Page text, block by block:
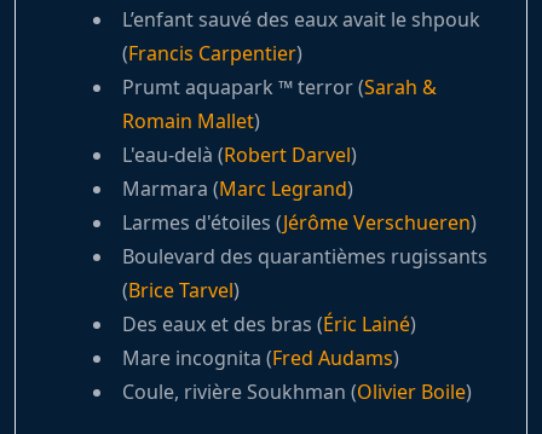
L’enfant sauvé des eaux avait le shpouk
(Francis Carpentier)
Prumt aquapark ™ terror (Sarah &
Romain Mallet)
L'eau-delà (Robert Darvel)
Marmara (Marc Legrand)
Larmes d'étoiles (Jérôme Verschueren)
Boulevard des quarantièmes rugissants
(Brice Tarvel)
Des eaux et des bras (Éric Lainé)
Mare incognita (Fred Audams)
Coule, rivière Soukhman (Olivier Boile)